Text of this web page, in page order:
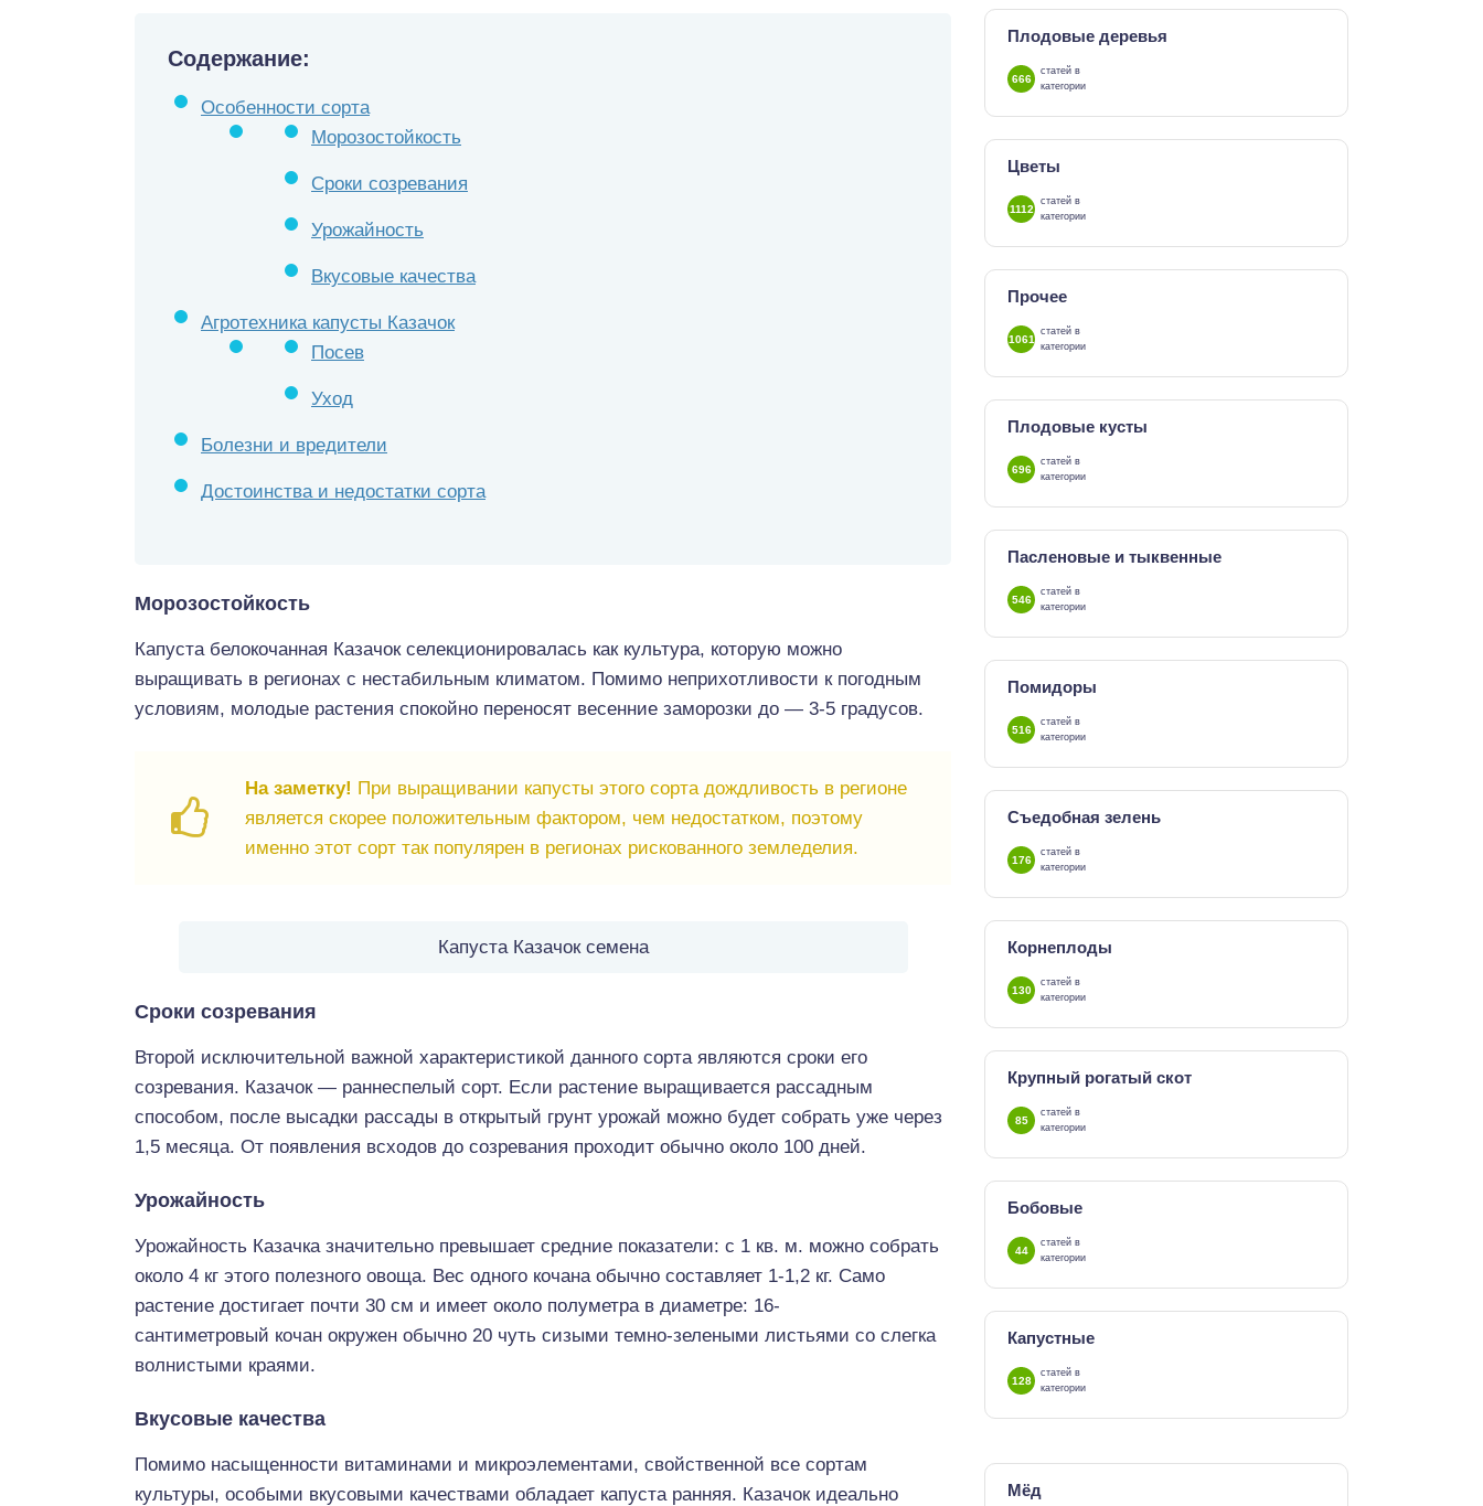
Содержание:
Особенности сорта
Морозостойкость
Сроки созревания
Урожайность
Вкусовые качества
Агротехника капусты Казачок
Посев
Уход
Болезни и вредители
Достоинства и недостатки сорта
Морозостойкость
Капуста белокочанная Казачок селекционировалась как культура, которую можно
выращивать в регионах с нестабильным климатом. Помимо неприхотливости к погодным
условиям, молодые растения спокойно переносят весенние заморозки до — 3-5 градусов.
На заметку! При выращивании капусты этого сорта дождливость в регионе
является скорее положительным фактором, чем недостатком, поэтому
именно этот сорт так популярен в регионах рискованного земледелия.
Капуста Казачок семена
Сроки созревания
Второй исключительной важной характеристикой данного сорта являются сроки его
созревания. Казачок — раннеспелый сорт. Если растение выращивается рассадным
способом, после высадки рассады в открытый грунт урожай можно будет собрать уже через
1,5 месяца. От появления всходов до созревания проходит обычно около 100 дней.
Урожайность
Урожайность Казачка значительно превышает средние показатели: с 1 кв. м. можно собрать
около 4 кг этого полезного овоща. Вес одного кочана обычно составляет 1-1,2 кг. Само
растение достигает почти 30 см и имеет около полуметра в диаметре: 16-
сантиметровый кочан окружен обычно 20 чуть сизыми темно-зелеными листьями со слегка
волнистыми краями.
Вкусовые качества
Помимо насыщенности витаминами и микроэлементами, свойственной все сортам
культуры, особыми вкусовыми качествами обладает капуста ранняя. Казачок идеально
Плодовые деревья
666
статей в
категории
Цветы
1112
статей в
категории
Прочее
1061
статей в
категории
Плодовые кусты
696
статей в
категории
Пасленовые и тыквенные
546
статей в
категории
Помидоры
516
статей в
категории
Съедобная зелень
176
статей в
категории
Корнеплоды
130
статей в
категории
Крупный рогатый скот
85
статей в
категории
Бобовые
44
статей в
категории
Капустные
128
статей в
категории
Мёд